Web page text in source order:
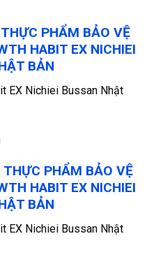
PHẨM BẢO VỆ
HABIT EX NICHIEI
BẢN
THỰC PHẨM BẢO VỆ
HABIT EX NICHIEI
BẢN